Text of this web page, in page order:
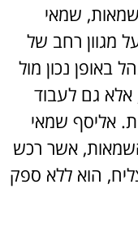
שמאי
רחב של
נכון מול
גם לעבוד
שמאי
אשר רכש
הוא ללא ספק